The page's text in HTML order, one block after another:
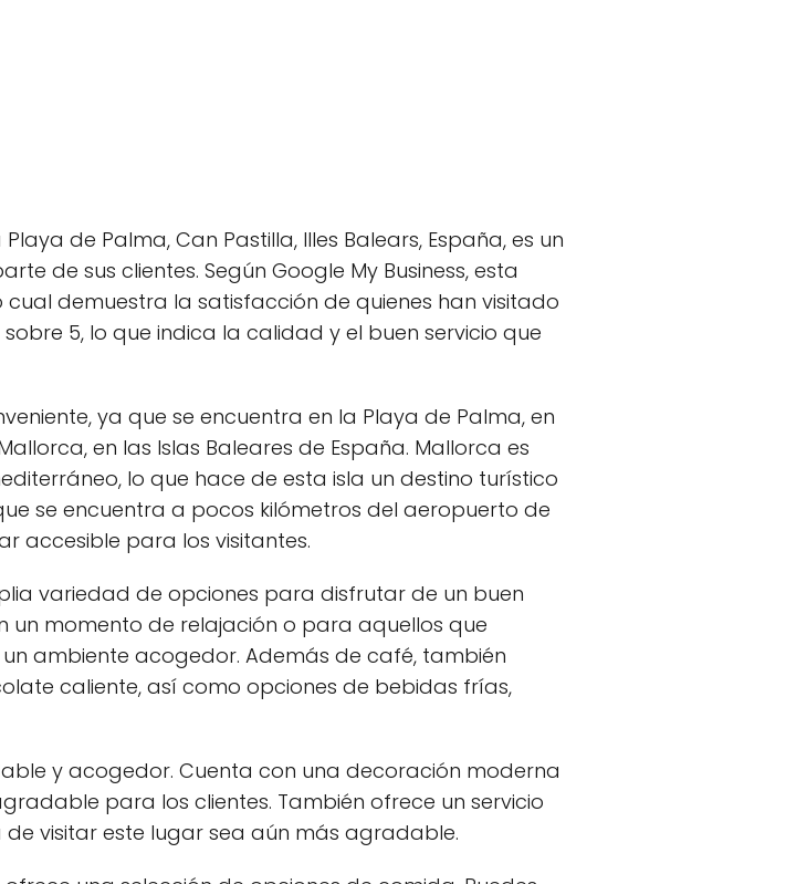
de Palma, Can Pastilla, Illes Balears, España, es un
de sus clientes. Según Google My Business, esta
demuestra la satisfacción de quienes han visitado
5, lo que indica la calidad y el buen servicio que
ya que se encuentra en la Playa de Palma, en
en las Islas Baleares de España. Mallorca es
lo que hace de esta isla un destino turístico
se encuentra a pocos kilómetros del aeropuerto de
accesible para los visitantes.
variedad de opciones para disfrutar de un buen
un momento de relajación o para aquellos que
ambiente acogedor. Además de café, también
caliente, así como opciones de bebidas frías,
y acogedor. Cuenta con una decoración moderna
para los clientes. También ofrece un servicio
visitar este lugar sea aún más agradable.